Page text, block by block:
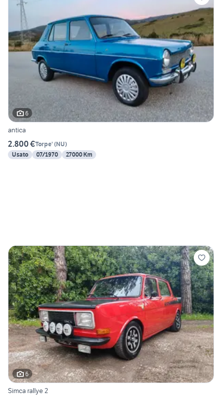
6
antica
2.800 €Torpe' (NU)
Usato
07/1970 27000 Km
6
Simca rallye 2